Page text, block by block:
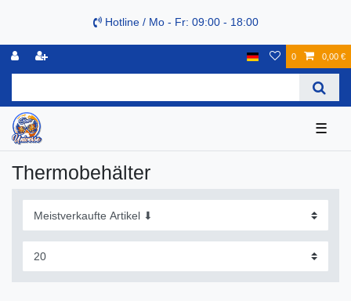
Hotline / Mo - Fr: 09:00 - 18:00
0 0,00 €
☰
Thermobehälter